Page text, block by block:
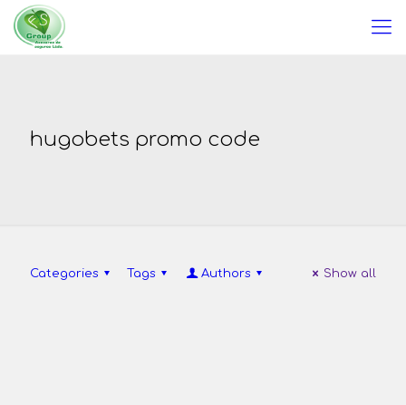
hugobets promo code
Categories Tags Authors Show all